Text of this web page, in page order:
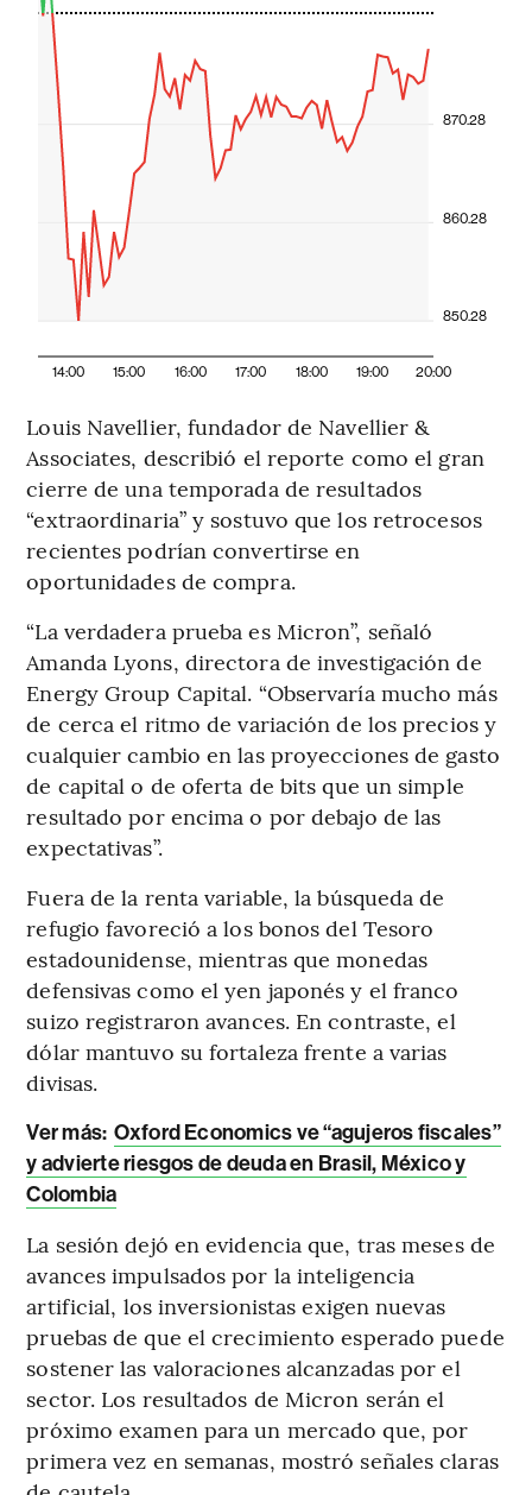
14:00 15:00 16:00 17:00 18:00 19:00 20:00
850.28
860.28
870.28
Louis Navellier, fundador de Navellier &
Associates, describió el reporte como el gran
cierre de una temporada de resultados
“extraordinaria” y sostuvo que los retrocesos
recientes podrían convertirse en
oportunidades de compra.
“La verdadera prueba es Micron”, señaló
Amanda Lyons, directora de investigación de
Energy Group Capital. “Observaría mucho más
de cerca el ritmo de variación de los precios y
cualquier cambio en las proyecciones de gasto
de capital o de oferta de bits que un simple
resultado por encima o por debajo de las
expectativas”.
Fuera de la renta variable, la búsqueda de
refugio favoreció a los bonos del Tesoro
estadounidense, mientras que monedas
defensivas como el yen japonés y el franco
suizo registraron avances. En contraste, el
dólar mantuvo su fortaleza frente a varias
divisas.
Ver más: Oxford Economics ve “agujeros fiscales”
y advierte riesgos de deuda en Brasil, México y
Colombia
La sesión dejó en evidencia que, tras meses de
avances impulsados por la inteligencia
artificial, los inversionistas exigen nuevas
pruebas de que el crecimiento esperado puede
sostener las valoraciones alcanzadas por el
sector. Los resultados de Micron serán el
próximo examen para un mercado que, por
primera vez en semanas, mostró señales claras